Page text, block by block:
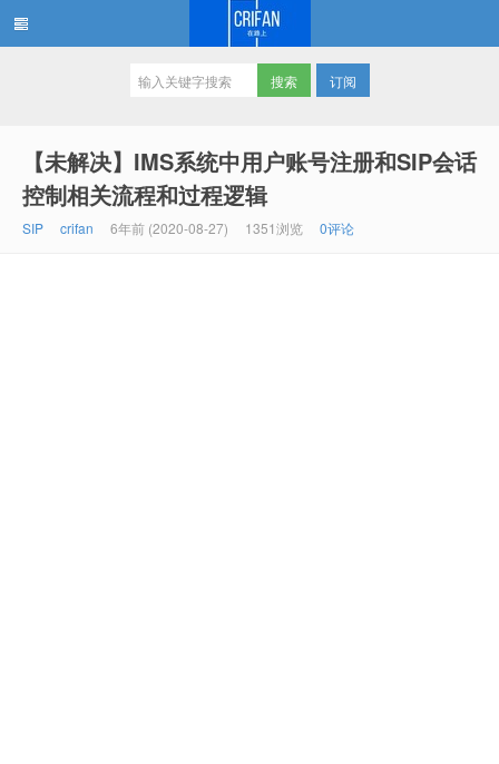
订阅
【未解决】IMS系统中用户账号注册和SIP会话
控制相关流程和过程逻辑
SIP crifan 6年前 (2020-08-27) 1351浏览 0评论